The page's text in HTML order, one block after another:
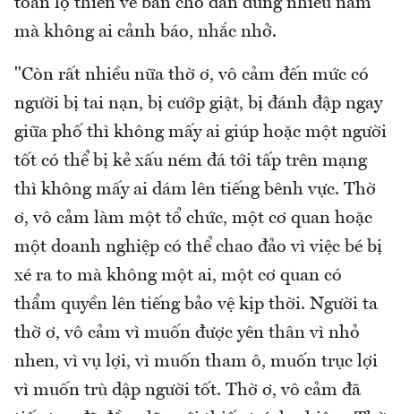
toàn lộ thiên về bán cho dân dùng nhiều năm
mà không ai cảnh báo, nhắc nhở.
"Còn rất nhiều nữa thờ ơ, vô cảm đến mức có
người bị tai nạn, bị cướp giật, bị đánh đập ngay
giữa phố thì không mấy ai giúp hoặc một người
tốt có thể bị kẻ xấu ném đá tới tấp trên mạng
thì không mấy ai dám lên tiếng bênh vực. Thờ
ơ, vô cảm làm một tổ chức, một cơ quan hoặc
một doanh nghiệp có thể chao đảo vì việc bé bị
xé ra to mà không một ai, một cơ quan có
thẩm quyền lên tiếng bảo vệ kịp thời. Người ta
thờ ơ, vô cảm vì muốn được yên thân vì nhỏ
nhen, vì vụ lợi, vì muốn tham ô, muốn trục lợi
vì muốn trù dập người tốt. Thờ ơ, vô cảm đã